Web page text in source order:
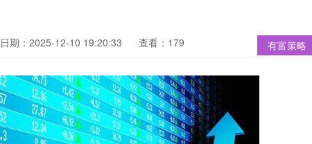
有富策略
日期：2025-12-10 19:20:33 查看：179